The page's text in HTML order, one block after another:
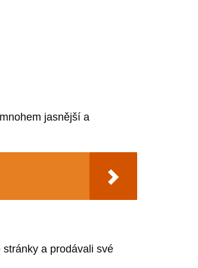
jasnější a
a prodávali své